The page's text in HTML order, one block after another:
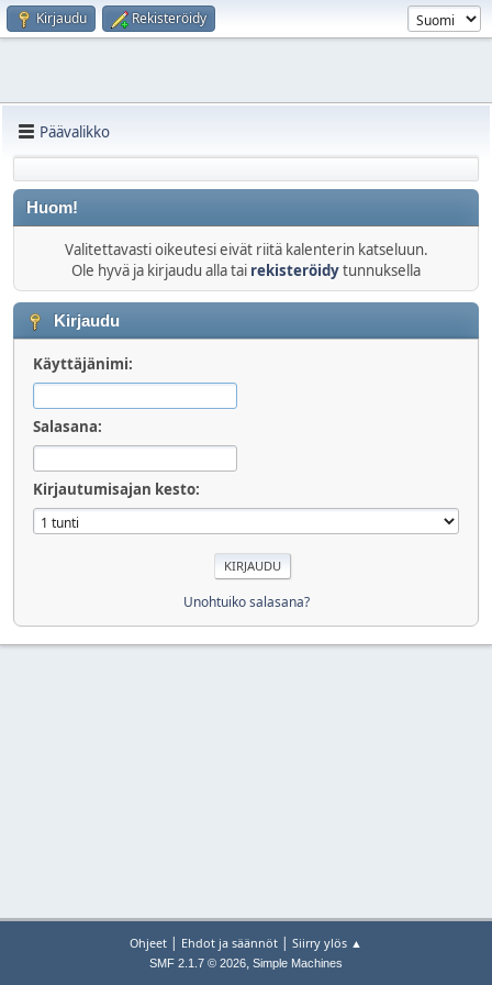
Kirjaudu Rekisteröidy
Päävalikko
Huom!
Valitettavasti oikeutesi eivät riitä kalenterin katseluun.
Ole hyvä ja kirjaudu alla tai rekisteröidytunnuksella
Kirjaudu
Käyttäjänimi:
Salasana:
Kirjautumisajan kesto:
Unohtuiko salasana?
Ohjeet | Ehdot ja säännöt | Siirry ylös ▲
SMF 2.1.7 © 2026, Simple Machines